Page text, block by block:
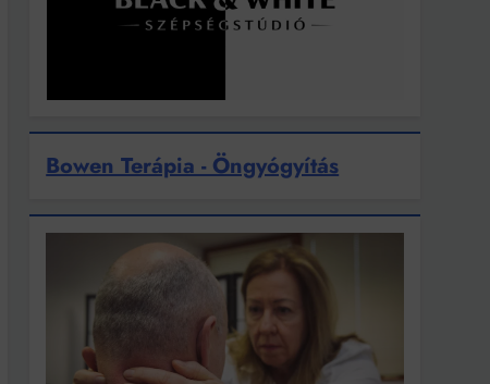
Bowen Terápia - Öngyógyítás